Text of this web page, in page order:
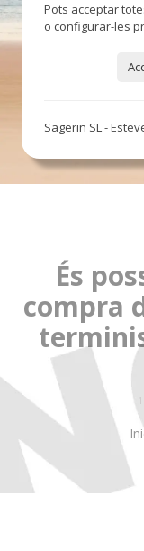
Pots acceptar
o configurar-les
Sagerin SL -
És
compra